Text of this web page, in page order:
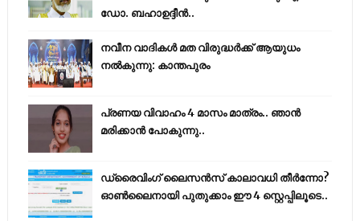
ഡോ. ബഹാഉദ്ദീൻ..
നവീന വാദികൾ മത വിരുദ്ധർക്ക് ആയുധം
നൽകുന്നു: കാന്തപുരം
പ്രണയ വിവാഹം 4 മാസം മാത്രം.. ഞാൻ
മരിക്കാൻ പോകുന്നു..
ഡ്രൈവിംഗ് ലൈസൻസ് കാലാവധി തീർന്നോ?
ഓൺലൈനായി പുതുക്കാം ഈ 4 സ്റ്റെപ്പിലൂടെ..